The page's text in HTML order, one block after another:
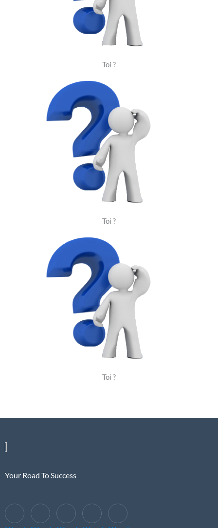
Toi ?
Toi ?
Toi ?
Your Road To Success